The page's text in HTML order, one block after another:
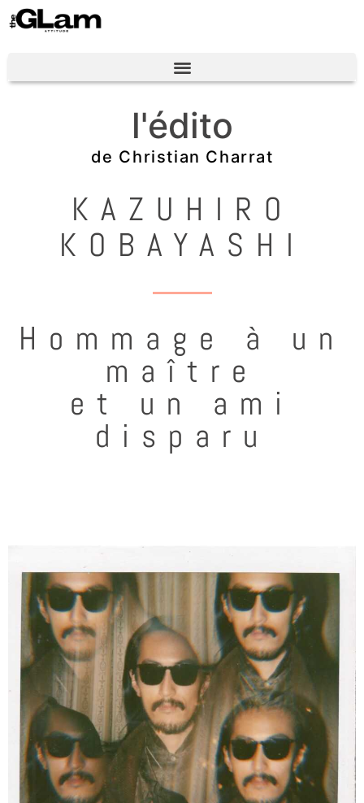
l'édito
de Christian Charrat
KAZUHIRO
KOBAYASHI
Hommage à un
maître
et un ami
disparu